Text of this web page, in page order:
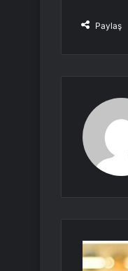
Paylaş